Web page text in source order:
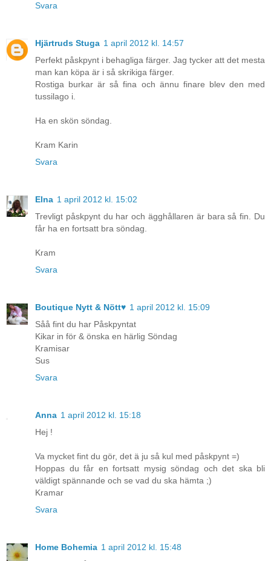
Svara
Hjärtruds Stuga 1 april 2012 kl. 14:57
Perfekt påskpynt i behagliga färger. Jag tycker att det mesta
man kan köpa är i så skrikiga färger.
Rostiga burkar är så fina och ännu finare blev den med
tussilago i.
Ha en skön söndag.
Kram Karin
Svara
Elna 1 april 2012 kl. 15:02
Trevligt påskpynt du har och ägghållaren är bara så fin. Du
får ha en fortsatt bra söndag.
Kram
Svara
Boutique Nytt & Nött♥ 1 april 2012 kl. 15:09
Såå fint du har Påskpyntat
Kikar in för & önska en härlig Söndag
Kramisar
Sus
Svara
Anna 1 april 2012 kl. 15:18
Hej !
Va mycket fint du gör, det ä ju så kul med påskpynt =)
Hoppas du får en fortsatt mysig söndag och det ska bli
väldigt spännande och se vad du ska hämta ;)
Kramar
Svara
Home Bohemia 1 april 2012 kl. 15:48